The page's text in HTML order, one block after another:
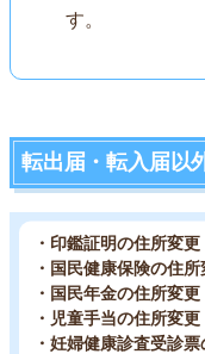
す。
転出届・転入届以
・印鑑証明の住所変更
・国民健康保険の住所
・国民年金の住所変更
・児童手当の住所変更
・妊婦健康診査受診